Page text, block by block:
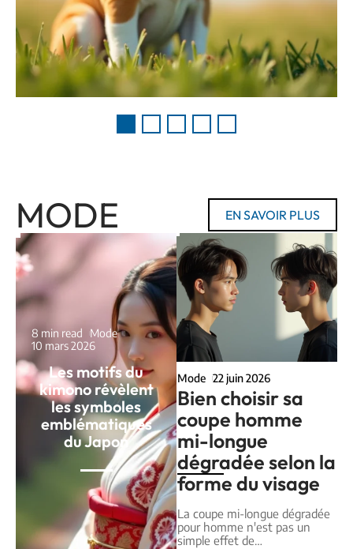
MODE EN SAVOIR PLUS
8 min read
Mode
10 mars 2026
Les motifs du
kimono révèlent
les symboles
emblématiques
du Japon
Mode 22 juin 2026
Bien choisir sa
coupe homme
mi-longue
dégradée selon la
forme du visage
La coupe mi-longue dégradée
pour homme n'est pas un
simple effet de…